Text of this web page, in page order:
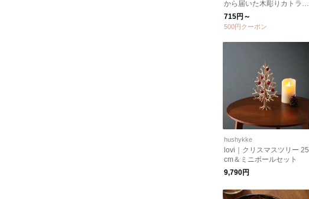
から届いた木彫りカトラリ
ー【食器】【木製】【ギフ
トおすすめ】
715円～
500円クーポン
hushykke
lovi｜クリスマスツリー 25
cm＆ミニボールセット
9,790円